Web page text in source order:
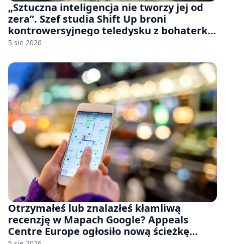
„Sztuczna inteligencja nie tworzy jej od
zera”. Szef studia Shift Up broni
kontrowersyjnego teledysku z bohaterką
Stellar Blade: Blood Rain
5 sie 2026
Otrzymałeś lub znalazłeś kłamliwą
recenzję w Mapach Google? Appeals
Centre Europe ogłosiło nową ścieżkę